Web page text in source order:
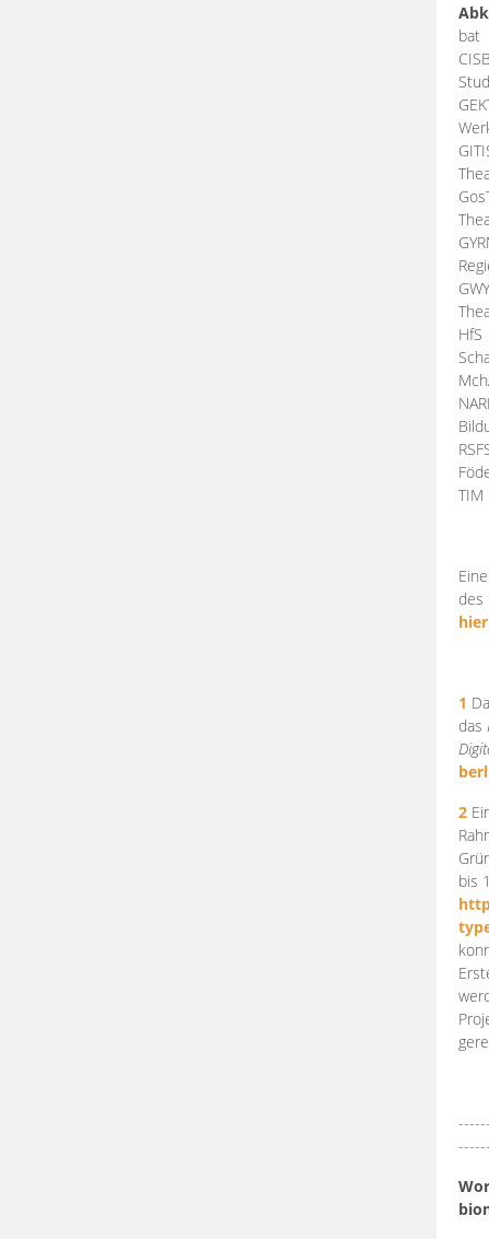
bat
HfS
des
hier
1
das
2
bis